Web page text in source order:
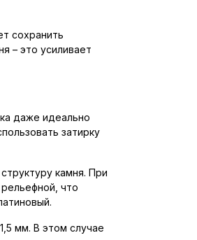
сохранить
– это усиливает
даже идеально
затирку
камня. При
что
мм. В этом случае